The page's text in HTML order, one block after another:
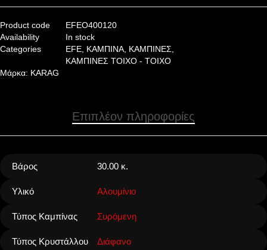
Product code
EFEO400120
Availability
In stock
Categories
EFE, ΚΑΜΠΙΝΑ, ΚΑΜΠΙΝΕΣ,
ΚΑΜΠΙΝΕΣ ΤΟΙΧΟ - ΤΟΙΧΟ
Μάρκα: KARAG
Επιπλέον πληροφορίες
Βάρος 30.00 κ.
Υλικό Αλουμίνιο
Τύπος Καμπίνας Συρόμενη
Τύπος Κρυστάλλου Διάφανο